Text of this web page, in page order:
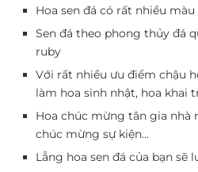
Hoa sen đá có rất nhiều
Sen đá theo phong thủy đá
ruby
Với rất nhiều ưu điểm chậu
làm hoa sinh nhật, hoa khai
Hoa chúc mừng tân gia nhà
chúc mừng sự kiện…
Lẵng hoa sen đá của bạn sẽ